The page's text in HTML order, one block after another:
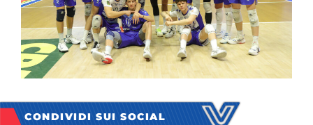
CONDIVIDI SUI SOCIAL